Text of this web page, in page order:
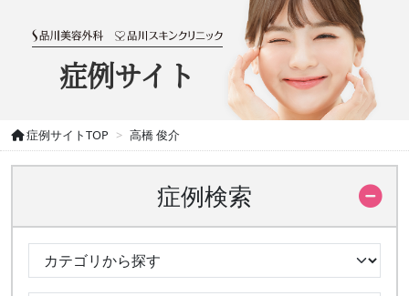
症例サイト
症例サイトTOP 高橋 俊介
症例検索